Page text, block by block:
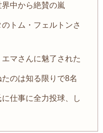
中から絶賛の嵐
トム・フェルトンさ
マさんに魅了された
のは知る限りで8名
仕事に全力投球、し